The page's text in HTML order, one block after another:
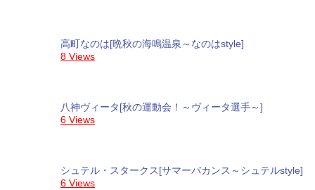
高町なのは[晩秋の海鳴温泉～なのはstyle]
8 Views
八神ヴィータ[秋の運動会！～ヴィータ選手～]
6 Views
シュテル・スタークス[サマーバカンス～シュテルstyle]
6 Views